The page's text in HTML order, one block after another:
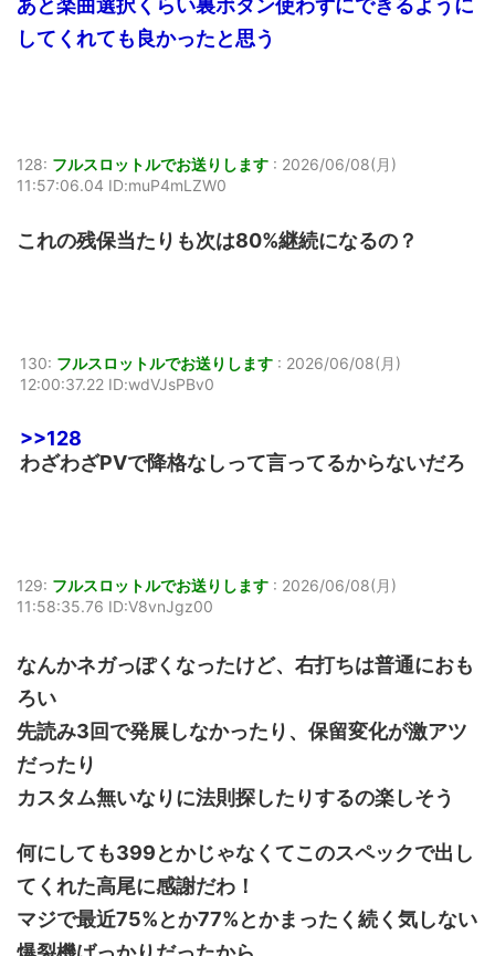
あと楽曲選択くらい裏ボタン使わずにできるように
してくれても良かったと思う
128: フルスロットルでお送りします : 2026/06/08(月)
11:57:06.04 ID:muP4mLZW0
これの残保当たりも次は80%継続になるの？
130: フルスロットルでお送りします : 2026/06/08(月)
12:00:37.22 ID:wdVJsPBv0
>>128
わざわざPVで降格なしって言ってるからないだろ
129: フルスロットルでお送りします : 2026/06/08(月)
11:58:35.76 ID:V8vnJgz00
なんかネガっぽくなったけど、右打ちは普通におも
ろい
先読み3回で発展しなかったり、保留変化が激アツ
だったり
カスタム無いなりに法則探したりするの楽しそう
何にしても399とかじゃなくてこのスペックで出し
てくれた高尾に感謝だわ！
マジで最近75%とか77%とかまったく続く気しない